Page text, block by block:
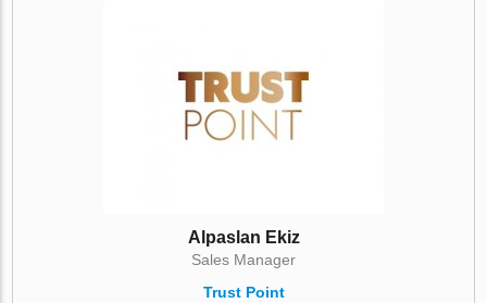
Alpaslan Ekiz
Sales Manager
Trust Point